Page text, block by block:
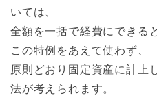
いては、
全額を一括で経費にできる
この特例をあえて使わず、
原則どおり固定資産に計上
法が考えられます。